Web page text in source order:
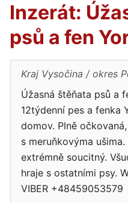
Inzerát:
psů a fen
Kraj Vysočina okres
Úžasná štěňata psů a
12týdenní pes a fenka
domov. Plně
s meruňkovýma
extrémně soucitný.
hraje s ostatními psy.
VIBER +48459053579